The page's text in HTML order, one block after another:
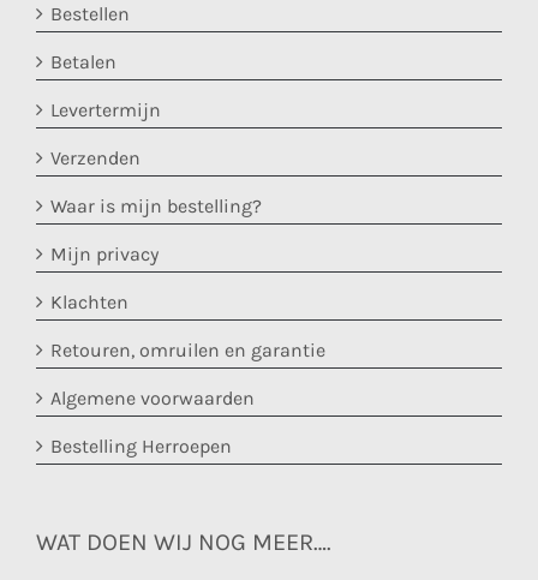
Bestellen
Betalen
Levertermijn
Verzenden
Waar is mijn bestelling?
Mijn privacy
Klachten
Retouren, omruilen en garantie
Algemene voorwaarden
Bestelling Herroepen
WAT DOEN WIJ NOG MEER….